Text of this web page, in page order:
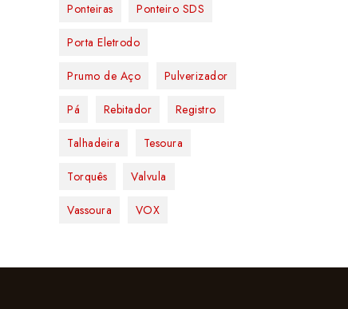
Ponteiras Ponteiro SDS
Porta Eletrodo
Prumo de Aço Pulverizador
Pá Rebitador Registro
Talhadeira Tesoura
Torquês Valvula
Vassoura VOX